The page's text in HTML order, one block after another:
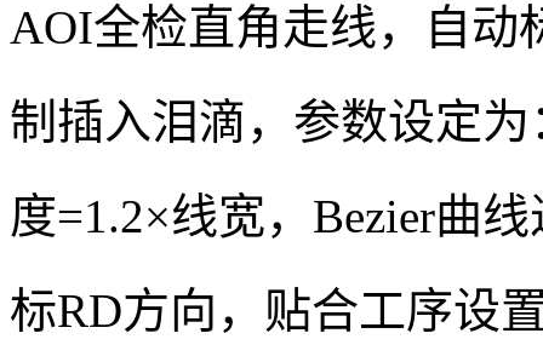
AOI全检直角走线，自动
制插入泪滴，参数设定
度=1.2×线宽，Bezier曲
标RD方向，贴合工序设